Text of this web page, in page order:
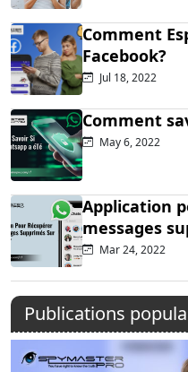
Comment
Facebook?
Jul 18, 2022
Comment
May 6, 2022
Application
messages
Mar 24, 2022
Publications